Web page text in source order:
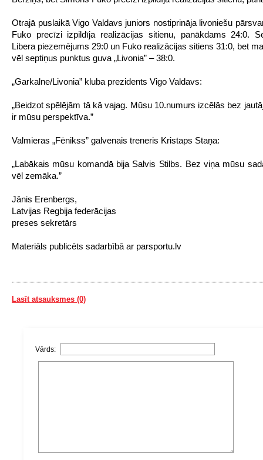
Otrajā puslaikā Vigo Valdavs juniors nostiprināja livoniešu
Fuko precīzi izpildīja realizācijas sitienu, panākdams 24:0.
Libera piezemējums 29:0 un Fuko realizācijas sitiens 31:0, bet
vēl septiņus punktus guva „Livonia” – 38:0.
„Garkalne/Livonia” kluba prezidents Vigo Valdavs:
„Beidzot spēlējām tā kā vajag. Mūsu 10.numurs izcēlās bez
ir mūsu perspektīva.”
Valmieras „Fēnikss” galvenais treneris Kristaps Staņa:
„Labākais mūsu komandā bija Salvis Stilbs. Bez viņa mūsu
vēl zemāka.”
Jānis Erenbergs,
Latvijas Regbija federācijas
preses sekretārs
Materiāls publicēts sadarbībā ar parsportu.lv
Lasīt atsauksmes (0)
Vārds: